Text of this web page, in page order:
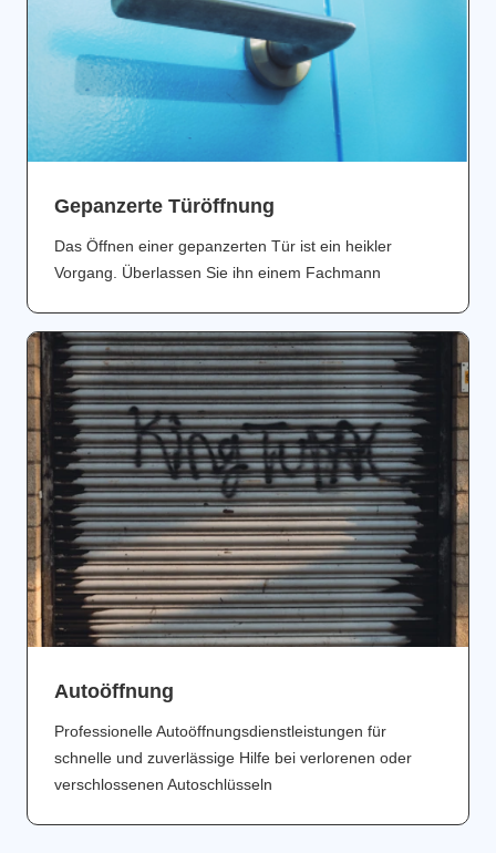
Gepanzerte Türöffnung
Das Öffnen einer gepanzerten Tür ist ein heikler
Vorgang. Überlassen Sie ihn einem Fachmann
Аutoöffnung
Professionelle Autoöffnungsdienstleistungen für
schnelle und zuverlässige Hilfe bei verlorenen oder
verschlossenen Autoschlüsseln